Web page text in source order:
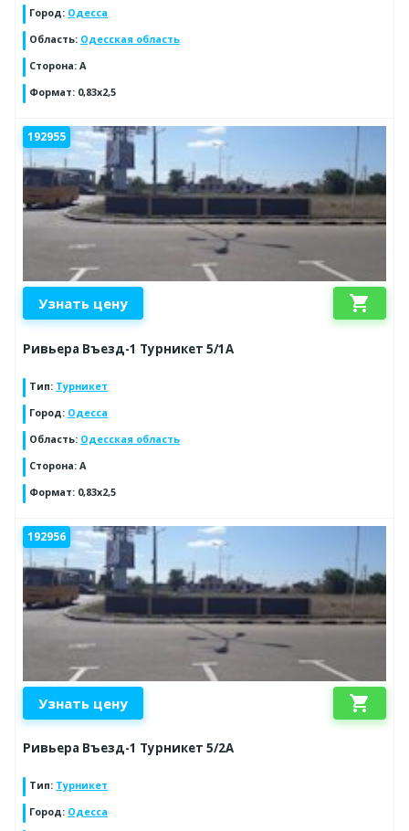
Город: Одесса
Область: Одесская область
Сторона: A
Формат: 0,83х2,5
192955
Узнать цену shopping_cart
Ривьера Въезд-1 Турникет 5/1А
Тип: Турникет
Город: Одесса
Область: Одесская область
Сторона: A
Формат: 0,83х2,5
192956
Узнать цену shopping_cart
Ривьера Въезд-1 Турникет 5/2А
Тип: Турникет
Город: Одесса